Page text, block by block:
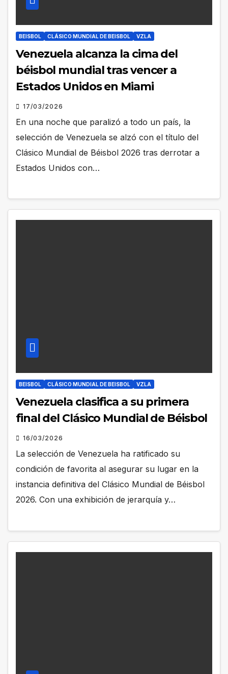
BEISBOL CLÁSICO MUNDIAL DE BEISBOL VZLA
Venezuela alcanza la cima del
béisbol mundial tras vencer a
Estados Unidos en Miami
17/03/2026
En una noche que paralizó a todo un país, la
selección de Venezuela se alzó con el título del
Clásico Mundial de Béisbol 2026 tras derrotar a
Estados Unidos con…
BEISBOL CLÁSICO MUNDIAL DE BEISBOL VZLA
Venezuela clasifica a su primera
final del Clásico Mundial de Béisbol
16/03/2026
La selección de Venezuela ha ratificado su
condición de favorita al asegurar su lugar en la
instancia definitiva del Clásico Mundial de Béisbol
2026. Con una exhibición de jerarquía y…